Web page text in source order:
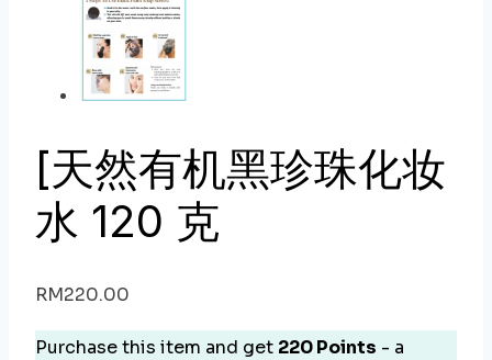
[天然有机黑珍珠化妆
水 120 克
RM220.00
Purchase this item and get 220Points - a